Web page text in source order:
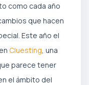
como cada año
que hacen
Este año el
Cluesting , una
parece tener
el ámbito del